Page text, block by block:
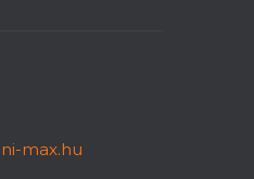
max.hu